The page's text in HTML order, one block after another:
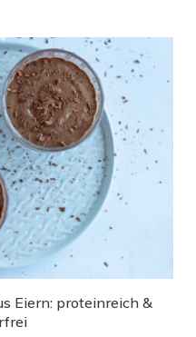
Eiern: proteinreich &